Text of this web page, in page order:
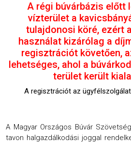
A régi búvárbázis előtt
vízterület a
tulajdonosi köré, ezért
használat kizárólag a
regisztrációt követően,
lehetséges, ahol a
terület került
A regisztrációt az
A Magyar Országos Búvár
tavon halgazdálkodási joggal